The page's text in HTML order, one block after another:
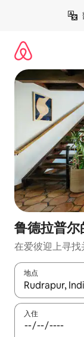
鲁德拉普尔
在爱彼迎上寻
地点
如有搜索结果
入住